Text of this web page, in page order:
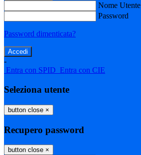
Nome Utente
Password
Password dimenticata?
-
Entra con SPID Entra con CIE
Seleziona utente
button close ×
Recupero password
button close ×